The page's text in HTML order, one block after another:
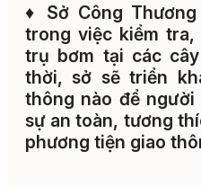
♦
Sở Công
trong việc kiểm
trụ bơm tại các
thời, sở sẽ triển
thông nào để
sự an toàn, tương
phương tiện giao